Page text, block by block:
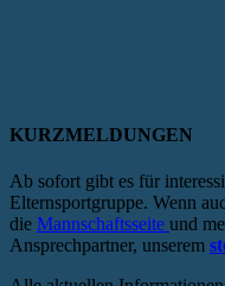
KURZMELDUNGEN
Ab sofort gibt es für
Elternsportgruppe. Wenn
die Mannschaftsseite und
Ansprechpartner, unserem